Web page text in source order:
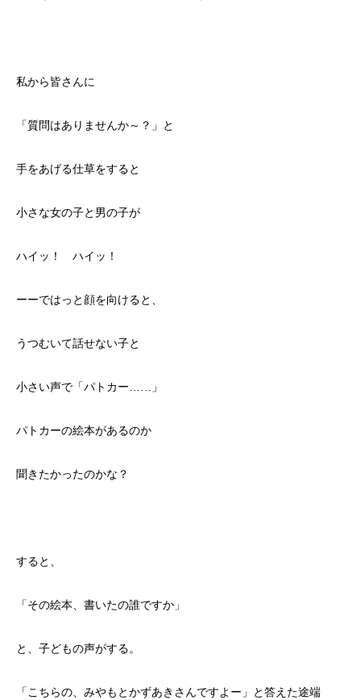
私から皆さんに
「質問はありませんか～？」と
手をあげる仕草をすると
小さな女の子と男の子が
ハイッ！ ハイッ！
ーーではっと顔を向けると、
うつむいて話せない子と
小さい声で「パトカー……」
パトカーの絵本があるのか
聞きたかったのかな？
すると、
「その絵本、書いたの誰ですか」
と、子どもの声がする。
「こちらの、みやもとかずあきさんですよー」と答えた途端